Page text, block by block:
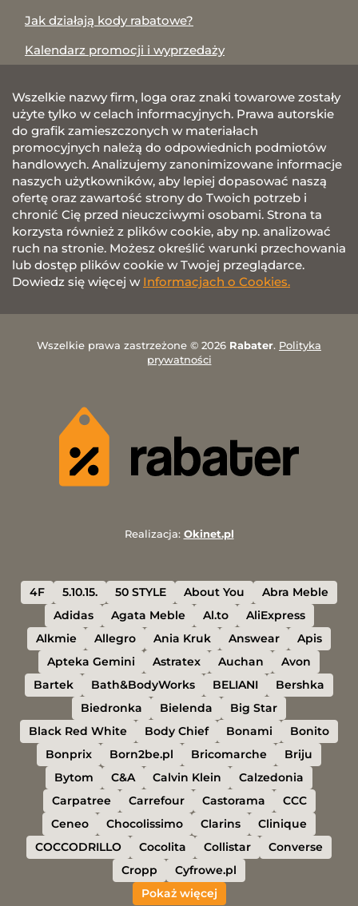
Jak działają kody rabatowe?
Kalendarz promocji i wyprzedaży
Wszelkie nazwy firm, loga oraz znaki towarowe zostały
użyte tylko w celach informacyjnych. Prawa autorskie
do grafik zamieszczonych w materiałach
promocyjnych należą do odpowiednich podmiotów
handlowych. Analizujemy zanonimizowane informacje
naszych użytkowników, aby lepiej dopasować naszą
ofertę oraz zawartość strony do Twoich potrzeb i
chronić Cię przed nieuczciwymi osobami. Strona ta
korzysta również z plików cookie, aby np. analizować
ruch na stronie. Możesz określić warunki przechowania
lub dostęp plików cookie w Twojej przeglądarce.
Dowiedz się więcej w Informacjach o Cookies.
Wszelkie prawa zastrzeżone © 2026 Rabater. Polityka
prywatności
Realizacja: Okinet.pl
4F 5.10.15. 50 STYLE About You
Abra Meble
Adidas
Agata Meble Al.to
AliExpress
Alkmie
Allegro Ania Kruk Answear
Apis
Apteka Gemini
Astratex Auchan
Avon
Bartek
Bath&BodyWorks BELIANI
Bershka
Biedronka
Bielenda
Big Star
Black Red White
Body Chief Bonami
Bonito
Bonprix
Born2be.pl Bricomarche
Briju
Bytom
C&A Calvin Klein
Calzedonia
Carpatree
Carrefour Castorama
CCC
Ceneo
Chocolissimo Clarins
Clinique
COCCODRILLO
Cocolita Collistar
Converse
Cropp
Cyfrowe.pl
Pokaż więcej